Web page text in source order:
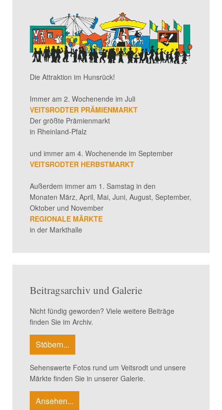
Die Attraktion im Hunsrück!
Immer am 2. Wochenende im Juli
VEITSRODTER PRÄMIENMARKT
Der größte Prämienmarkt
in Rheinland-Pfalz
und immer am 4. Wochenende im September
VEITSRODTER HERBSTMARKT
Außerdem immer am 1. Samstag in den
Monaten März, April, Mai, Juni, August, September,
Oktober und November
REGIONALE MÄRKTE
in der Markthalle
Beitragsarchiv und Galerie
Nicht fündig geworden? Viele weitere Beiträge
finden Sie im Archiv.
Stöbern...
Sehenswerte Fotos rund um Veitsrodt und unsere
Märkte finden Sie in unserer Galerie.
Ansehen...